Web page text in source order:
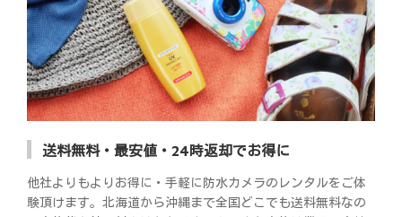
送料無料・最安値・24時返却でお得に
他社よりもよりお得に・手軽に防水カメラのレンタルをご体
験頂けます。北海道から沖縄まで全国どこでも送料無料なの